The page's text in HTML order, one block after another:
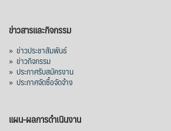
ข่าวสารและกิจกรรม
» ข่าวประชาสัมพันธ์
» ข่าวกิจกรรม
» ประกาศรับสมัครงาน
» ประกาศจัดซื้อจัดจ้าง
แผน-ผลการดำเนินงาน